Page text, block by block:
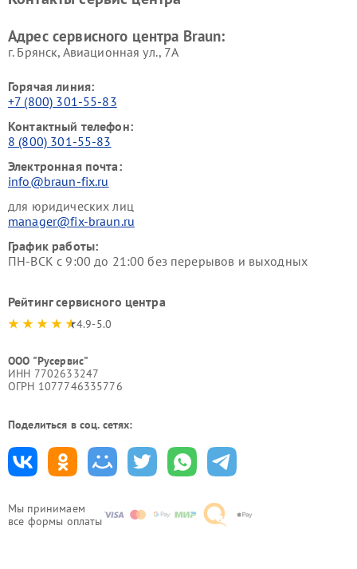
Мы принимаем
все формы оплаты
Адрес сервисного центра Braun:
г. Брянск, Авиационная ул., 7А
Горячая линия:
+7 (800) 301-55-83
Контактный телефон:
8 (800) 301-55-83
Электронная почта:
info@braun-fix.ru
для юридических лиц
manager@fix-braun.ru
График работы:
ПН-ВСК с 9:00 до 21:00 без перерывов и выходных
Рейтинг сервисного центра
4.9-5.0
ООО "Русервис"
ИНН 7702633247
ОГРН 1077746335776
Поделиться в соц. сетях: